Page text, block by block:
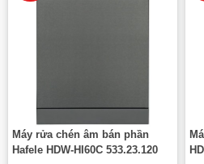
Máy rửa chén âm bán phần
Hafele HDW-HI60C 533.23.120